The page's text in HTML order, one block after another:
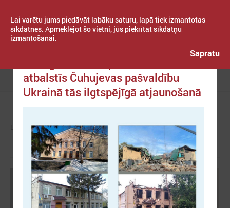
Lai varētu jums piedāvāt labāku saturu, lapā tiek izmantotas
sīkdatnes. Apmeklējot šo vietni, jūs piekrītat sīkdatņu
izmantošanai.
Sapratu
Izvēlne
ZIŅAS UKRAINA
atbalstīs Čuhujevas pašvaldību
Ukrainā tās ilgtspējīgā atjaunošanā